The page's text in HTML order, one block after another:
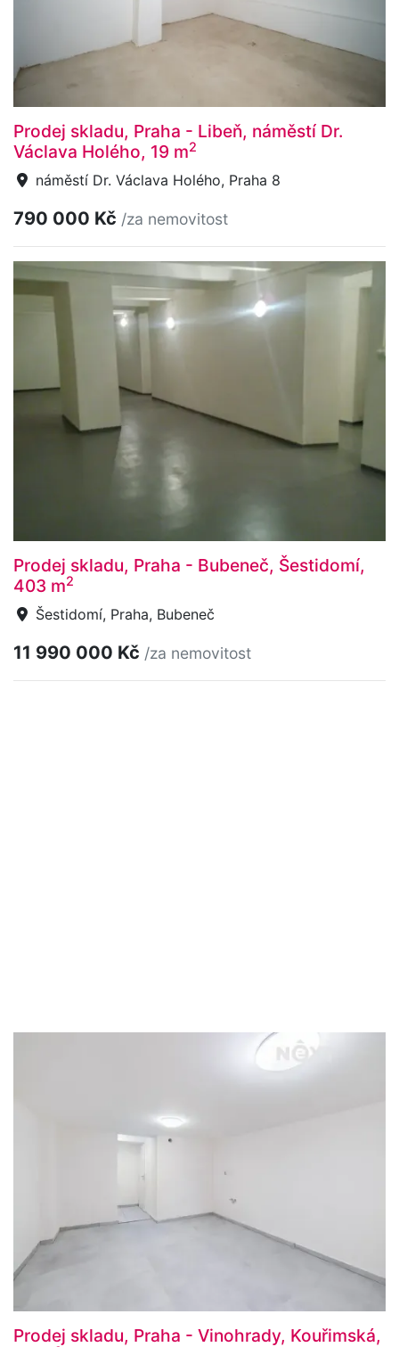
Prodej skladu, Praha - Libeň, náměstí Dr.
Václava Holého, 19 m2
náměstí Dr. Václava Holého, Praha 8
790 000 Kč /za nemovitost
Prodej skladu, Praha - Bubeneč, Šestidomí,
403 m2
Šestidomí, Praha, Bubeneč
11 990 000 Kč /za nemovitost
Prodej skladu, Praha - Vinohrady, Kouřimská,